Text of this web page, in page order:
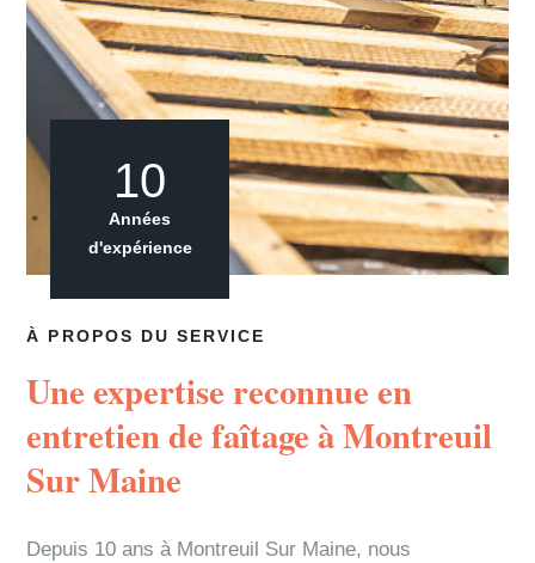
À PROPOS DU SERVICE
Une expertise reconnue en
entretien de faîtage à Montreuil
Sur Maine
Depuis 10 ans à Montreuil Sur Maine, nous
10
Années
d'expérience